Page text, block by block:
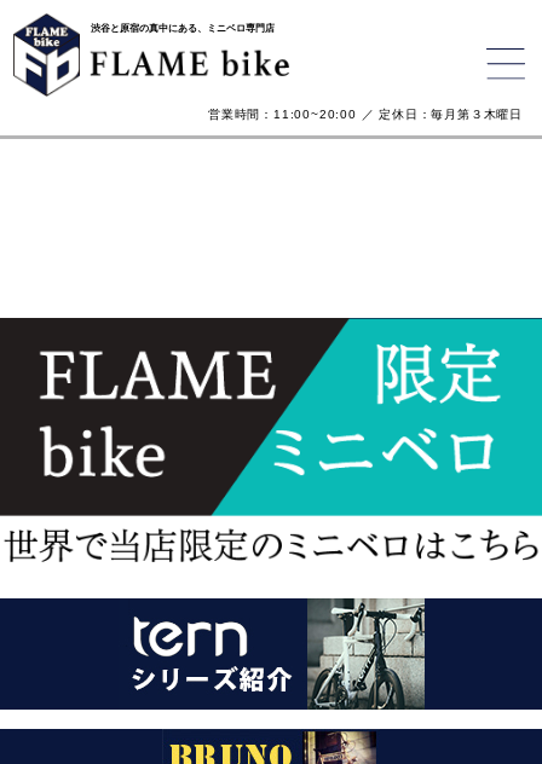
渋谷と原宿の真中にある、ミニベロ専門店
営業時間：11:00~20:00 ／ 定休日：毎月第３木曜日